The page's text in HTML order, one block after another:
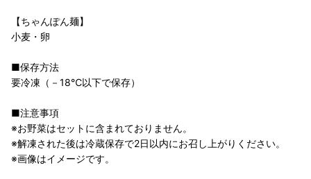
【ちゃんぽん麺】
小麦・卵
■保存方法
要冷凍（－18℃以下で保存）
■注意事項
※お野菜はセットに含まれておりません。
※解凍された後は冷蔵保存で2日以内にお召し上がりください。
※画像はイメージです。